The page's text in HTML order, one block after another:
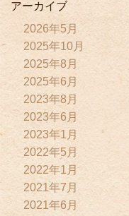
アーカイブ
2026年5月
2025年10月
2025年8月
2025年6月
2023年8月
2023年6月
2023年1月
2022年5月
2022年1月
2021年7月
2021年6月